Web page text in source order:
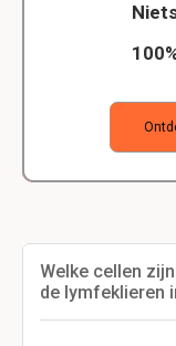
Welke cellen
de lymfeklieren